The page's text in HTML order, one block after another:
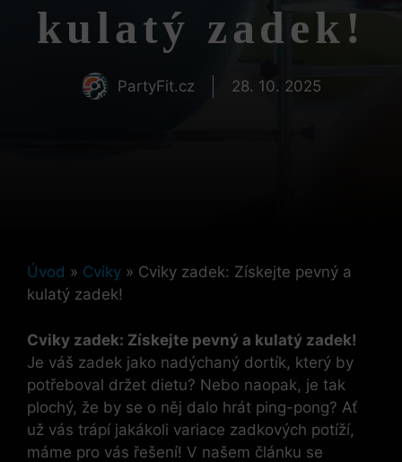
kulatý zadek!
PartyFit.cz 28. 10. 2025
Úvod » Cviky » Cviky zadek: Získejte pevný a
kulatý zadek!
Cviky zadek: Získejte ⁣pevný a kulatý zadek!
Je váš zadek jako nadýchaný dortík,​ který by​
potřeboval držet dietu? ​Nebo naopak, je tak
plochý, že by se o něj dalo hrát ping-pong? Ať
už vás trápí jakákoli variace zadkových⁣ potíží,
máme pro vás řešení!⁤ V našem článku se